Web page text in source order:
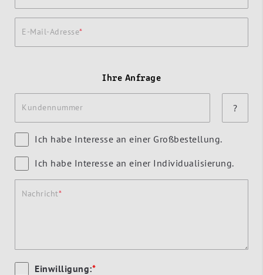
E-Mail-Adresse
Ihre Anfrage
Kundennummer ?
Ich habe Interesse an einer Großbestellung.
Ich habe Interesse an einer Individualisierung.
Nachricht
Einwilligung:*